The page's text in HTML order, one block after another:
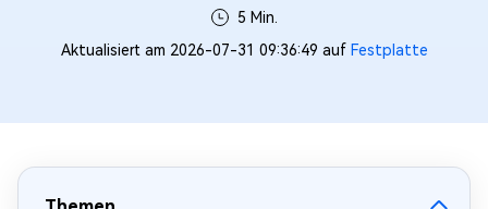
5 Min.
Aktualisiert am 2026-07-31 09:36:49 auf Festplatte